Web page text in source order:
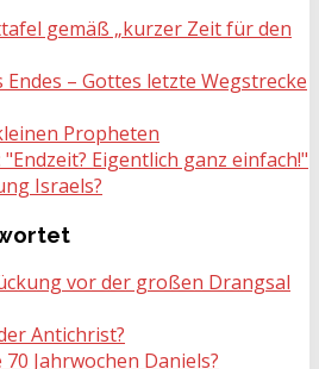
gemäß „kurzer Zeit für den
Endes – Gottes letzte Wegstrecke
Propheten
Eigentlich ganz einfach!"
Israels?
vor der großen Drangsal
Antichrist?
Jahrwochen Daniels?